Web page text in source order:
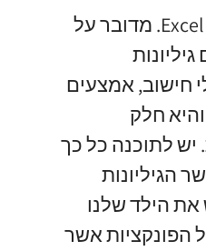
כולנו מכירים את תוכנת Excel. מדובר על
חישוב, אמצעים
גרפים, שפת תכנות VBA והיא חלק
יש לתוכנה כל כך
הגיליונות
הילד שלנו
הפונקציות אשר